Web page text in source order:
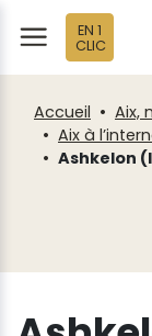
EN 1
CLIC
Accueil Aix,
Aix à
Ashkelon
Fenêtre
de
chat
Panneau de